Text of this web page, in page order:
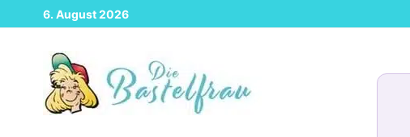
Zurück
zum
6. August 2026